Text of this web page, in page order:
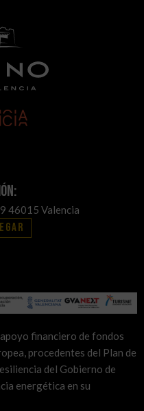
46015 Valencia
financiero de fondos
procedentes del Plan de
del Gobierno de
energética en su